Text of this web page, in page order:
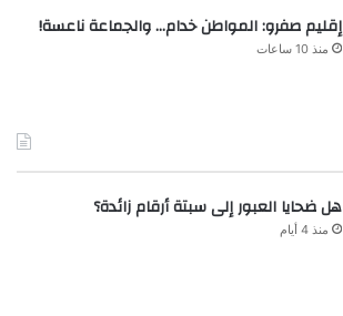
إقليم صفرو: المواطن خدام… والجماعة ناعسة!
منذ 10 ساعات
هل ضحايا العبور إلى سبتة أرقام زائدة؟
منذ 4 أيام